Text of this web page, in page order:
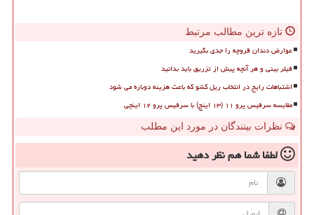
تازه ترین مطالب مرتبط
عوارض دندان قروچه را جدی بگیرید
فیلر بینی و هر آنچه پیش از تزریق باید بدانید
اشتباهات رایج در انتخاب ریل کشو که باعث هزینه دوباره می شود
مقایسه سرفیس پرو ۱۱ (۱۳ اینچ) با سرفیس پرو ۱۲ اینچی
نظرات بینندگان در مورد این مطلب
لطفا شما همنظر دهید